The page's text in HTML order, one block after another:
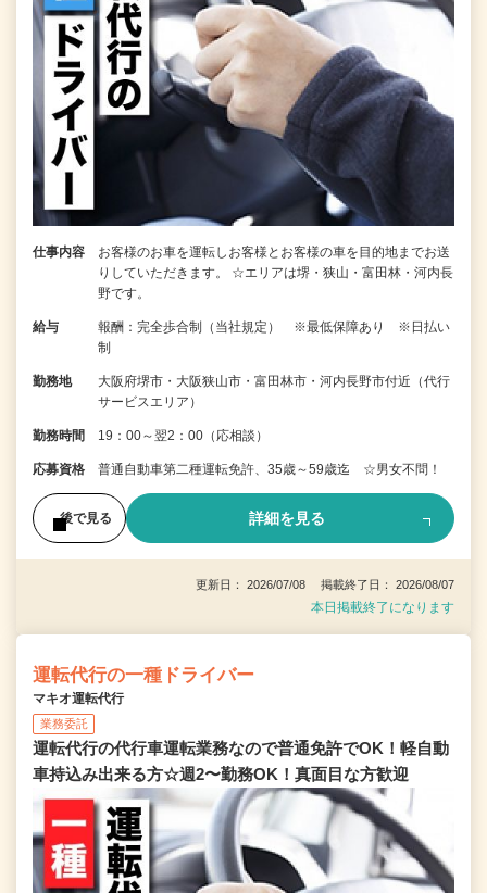
仕事内容
お客様のお車を運転しお客様とお客様の車を目的地までお送
りしていただきます。 ☆エリアは堺・狭山・富田林・河内長
野です。
給与
報酬：完全歩合制（当社規定） ※最低保障あり ※日払い
制
勤務地
大阪府堺市・大阪狭山市・富田林市・河内長野市付近（代行
サービスエリア）
勤務時間 19：00～翌2：00（応相談）
応募資格 普通自動車第二種運転免許、35歳～59歳迄 ☆男女不問！
後で見る 詳細を見る
更新日： 2026/07/08 掲載終了日： 2026/08/07
本日掲載終了になります
運転代行の一種ドライバー
マキオ運転代行
業務委託
運転代行の代行車運転業務なので普通免許でOK！軽自動
車持込み出来る方☆週2〜勤務OK！真面目な方歓迎